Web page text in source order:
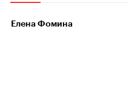
Елена Фомина